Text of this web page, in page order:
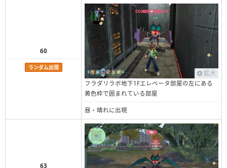
60
ランダム出現
拡大
フラダリラボ地下1Fエレベータ部屋の左にある
黄色枠で囲まれている部屋
昼・晴れに出現
63